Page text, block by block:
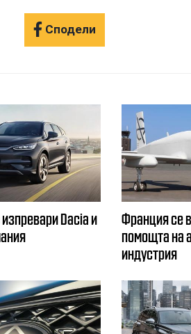
Сподели
Dacia и
Франция се
помощта на
индустрия